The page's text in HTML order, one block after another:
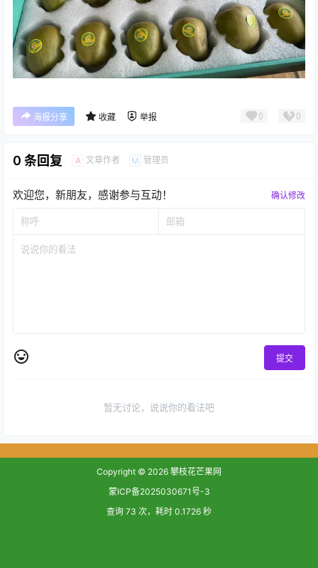
海报分享 收藏 举报 0 0
0 条回复 A 文章作者 M 管理员
欢迎您，新朋友，感谢参与互动！ 确认修改
提交
暂无讨论，说说你的看法吧
Copyright © 2026 攀枝花芒果网
蒙ICP备2025030671号-3
查询 73 次，耗时 0.1726 秒